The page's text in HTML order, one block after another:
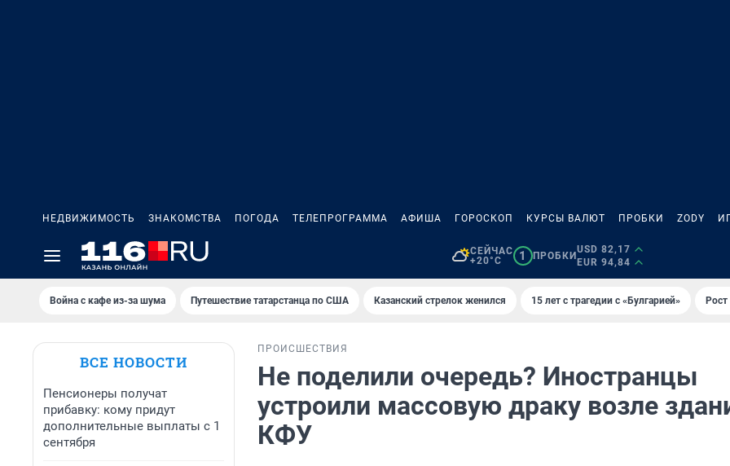
НЕДВИЖИМОСТЬ ЗНАКОМСТВА ПОГОДА ТЕЛЕПРОГРАММА АФИША ГОРОСКОП КУРСЫ ВАЛЮТ ПРОБКИ ZODY
СЕЙЧАС
+20°C
1 ПРОБКИ
USD 82,17
EUR 94,84
Война с кафе из-за шума Путешествие татарстанца по США Казанский стрелок женился 15 лет с трагедии с «Булгарией»
ВСЕ НОВОСТИ
Пенсионеры получат
прибавку: кому придут
дополнительные выплаты с 1
сентября
ПРОИСШЕСТВИЯ
Не поделили очередь? Иностранцы
устроили массовую драку возле
КФУ